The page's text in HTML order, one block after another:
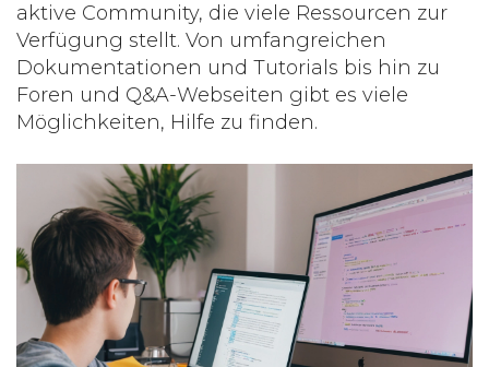
aktive Community, die viele Ressourcen zur
Verfügung stellt. Von umfangreichen
Dokumentationen und Tutorials bis hin zu
Foren und Q&A-Webseiten gibt es viele
Möglichkeiten, Hilfe zu finden.